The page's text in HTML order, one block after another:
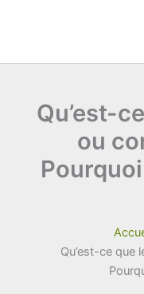
Qu’est-
ou
Qu’est-ce que